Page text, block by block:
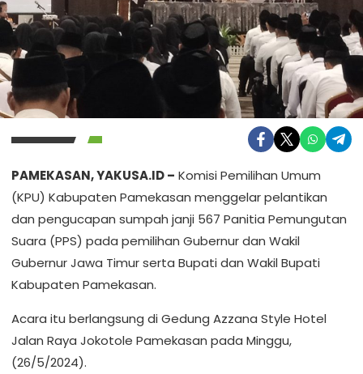
PAMEKASAN, YAKUSA.ID – Komisi Pemilihan Umum
(KPU) Kabupaten Pamekasan menggelar pelantikan
dan pengucapan sumpah janji 567 Panitia Pemungutan
Suara (PPS) pada pemilihan Gubernur dan Wakil
Gubernur Jawa Timur serta Bupati dan Wakil Bupati
Kabupaten Pamekasan.
Acara itu berlangsung di Gedung Azzana Style Hotel
Jalan Raya Jokotole Pamekasan pada Minggu,
(26/5/2024).